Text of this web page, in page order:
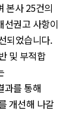
본사 25건의
선권고 사항이
되었습니다.
및 부적합
과를 통해
개선해 나갈